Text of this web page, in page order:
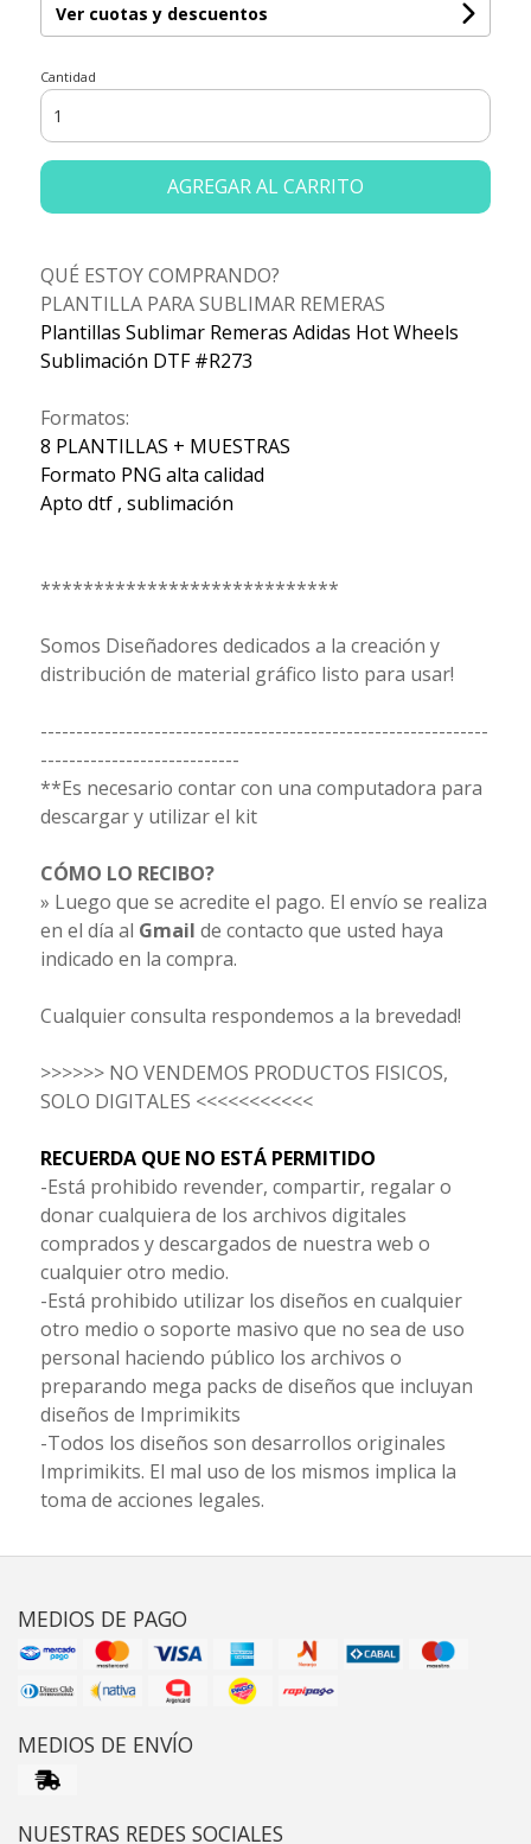
Ver cuotas y descuentos
Cantidad
AGREGAR AL CARRITO
QUÉ ESTOY COMPRANDO?
PLANTILLA PARA SUBLIMAR REMERAS
Plantillas Sublimar Remeras Adidas Hot Wheels
Sublimación DTF #R273
Formatos:
8 PLANTILLAS + MUESTRAS
Formato PNG alta calidad
Apto dtf , sublimación
****************************
Somos Diseñadores dedicados a la creación y
distribución de material gráfico listo para usar!
---------------------------------------------------------------
----------------------------
**Es necesario contar con una computadora para
descargar y utilizar el kit
CÓMO LO RECIBO?
» Luego que se acredite el pago. El envío se realiza
en el día al Gmail de contacto que usted haya
indicado en la compra.
Cualquier consulta respondemos a la brevedad!
>>>>>> NO VENDEMOS PRODUCTOS FISICOS,
SOLO DIGITALES <<<<<<<<<<<
RECUERDA QUE NO ESTÁ PERMITIDO
-Está prohibido revender, compartir, regalar o
donar cualquiera de los archivos digitales
comprados y descargados de nuestra web o
cualquier otro medio.
-Está prohibido utilizar los diseños en cualquier
otro medio o soporte masivo que no sea de uso
personal haciendo público los archivos o
preparando mega packs de diseños que incluyan
diseños de Imprimikits
-Todos los diseños son desarrollos originales
Imprimikits. El mal uso de los mismos implica la
toma de acciones legales.
MEDIOS DE PAGO
MEDIOS DE ENVÍO
NUESTRAS REDES SOCIALES